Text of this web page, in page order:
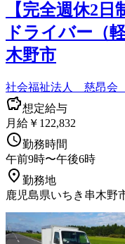
【完全週休2
ドライバー（
木野市
社会福祉法人 慈昂会
想定給与
月給￥122,832
勤務時間
午前9時〜午後6時
勤務地
鹿児島県いちき串木野